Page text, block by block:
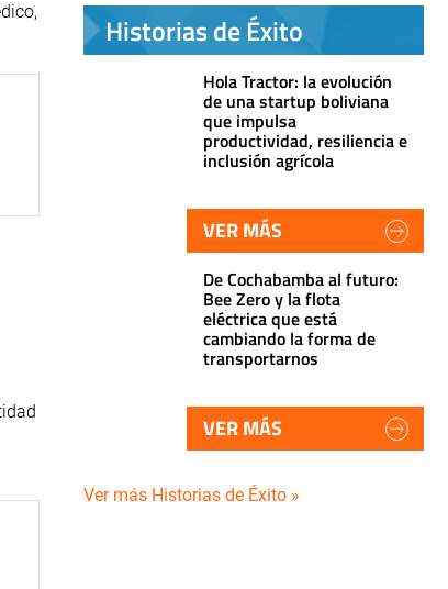
Historias de Éxito
Hola Tractor: la evolución
de una startup boliviana
que impulsa
productividad, resiliencia e
inclusión agrícola
VER MÁS
De Cochabamba al futuro:
Bee Zero y la flota
eléctrica que está
cambiando la forma de
transportarnos
VER MÁS
Ver más Historias de Éxito »